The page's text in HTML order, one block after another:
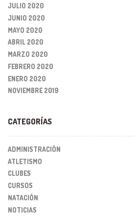
JULIO 2020
JUNIO 2020
MAYO 2020
ABRIL 2020
MARZO 2020
FEBRERO 2020
ENERO 2020
NOVIEMBRE 2019
CATEGORÍAS
ADMINISTRACIÓN
ATLETISMO
CLUBES
CURSOS
NATACIÓN
NOTICIAS